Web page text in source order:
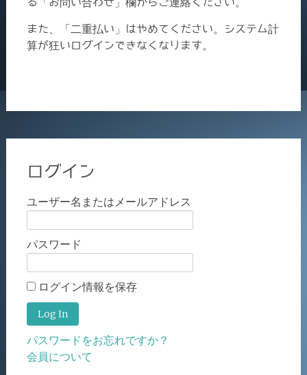
また、「二重払い」はやめてください。システム計
算が狂いログインできなくなります。
ログイン
ユーザー名またはメールアドレス
パスワード
ログイン情報を保存
パスワードをお忘れですか？
会員について